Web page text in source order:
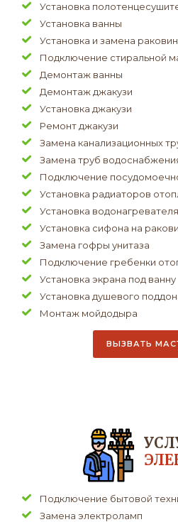
Установка
Установка ванны
Установка и замена раковин
Подключение стиральной
Демонтаж ванны
Демонтаж джакузи
Установка джакузи
Ремонт джакузи
Замена канализационных
Замена труб
Подключение
Установка радиаторов
Установка водонагревателя
Установка сифона на
Замена гофры унитаза
Подключение гребенки
Установка экрана под ванну
Установка душевого
Монтаж мойдодыра
ВЫЗВАТЬ
Подключение бытовой
Замена электроламп